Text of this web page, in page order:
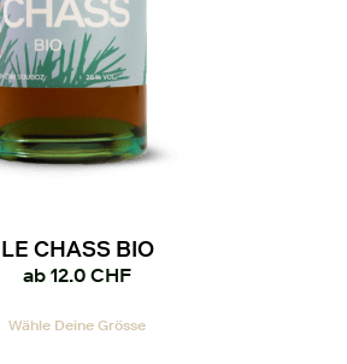
LE CHASS BIO
ab 12.0 CHF
Wähle Deine GrösseProdukt